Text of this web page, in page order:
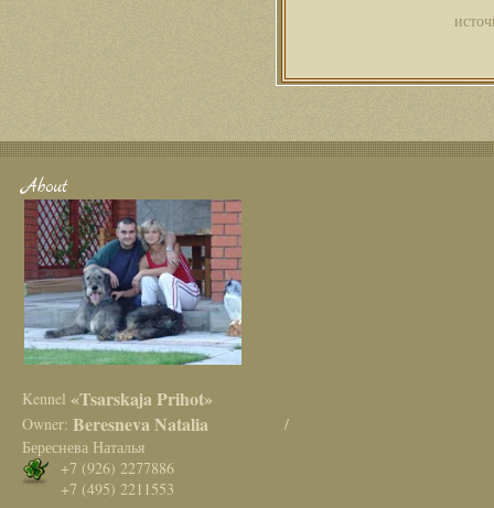
About
Kennel «Tsarskaja Prihot»
Owner: Beresneva Natalia /
Береснева Наталья
+7 (926) 2277886
+7 (495) 2211553